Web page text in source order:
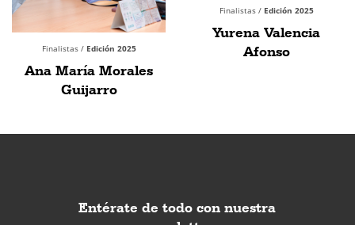
Finalistas / Edición 2025
Ana María Morales
Guijarro
Finalistas / Edición 2025
Yurena Valencia
Afonso
Entérate de todo con nuestra